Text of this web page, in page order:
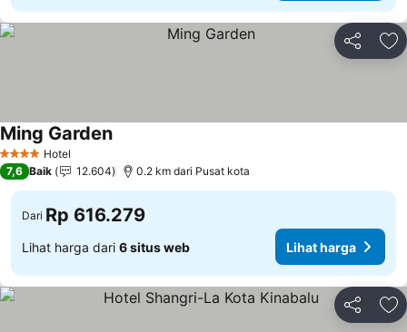
Bagikan
4 BintangHotel
Ming GardenLihat harga
7,6 Baik 12.604 0.2 km dari Pusat kota
Dari Rp 616.279
Lihat harga dari 6 situs web Lihat harga
Bagikan